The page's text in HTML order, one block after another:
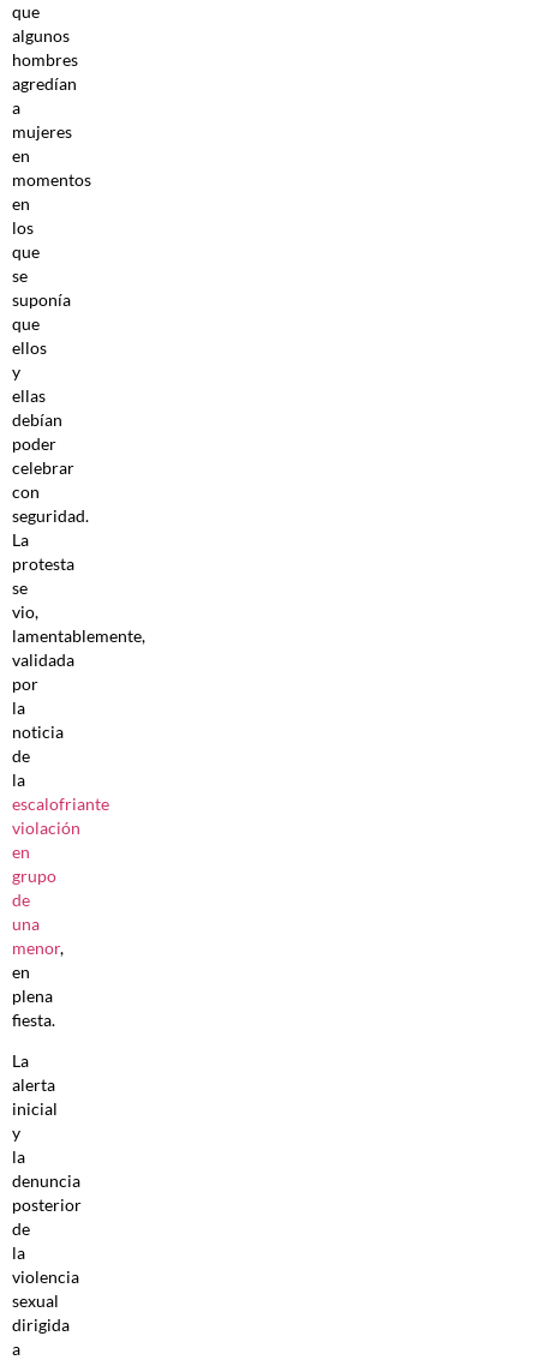
que
algunos
hombres
agredían
a
mujeres
en
momentos
en
los
que
se
suponía
que
ellos
y
ellas
debían
poder
celebrar
con
seguridad.
La
protesta
se
vio,
lamentablemente,
validada
por
la
noticia
de
la
escalofriante
violación
en
grupo
de
una
menor,
en
plena
fiesta.
La
alerta
inicial
y
la
denuncia
posterior
de
la
violencia
sexual
dirigida
a